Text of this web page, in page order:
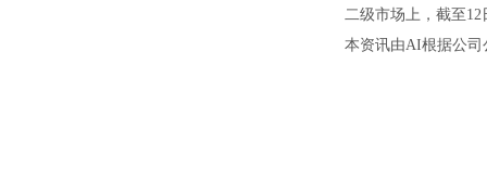
二级市场上，截至12
本资讯由AI根据公司